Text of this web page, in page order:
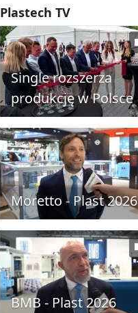
Plastech TV
Single rozszerza
produkcję w Polsce
Moretto - Plast 2026
BMB - Plast 2026